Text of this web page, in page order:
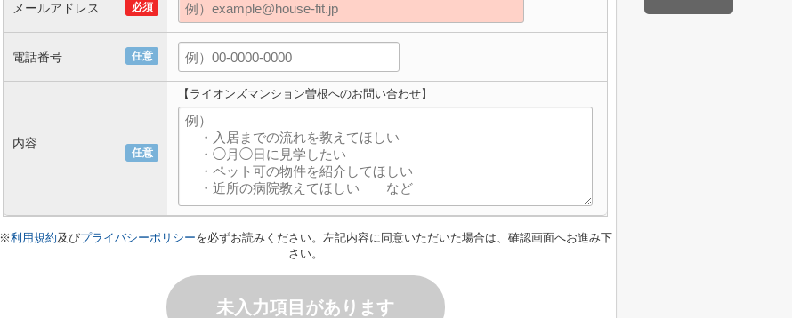
必須
メールアドレス
任意
電話番号
任意
内容
【ライオンズマンション曽根へのお問い合わせ】
※利用規約及びプライバシーポリシーを必ずお読みください。左記内容に同意いただいた場合は、確認画面へお進み下
さい。
未入力項目があります